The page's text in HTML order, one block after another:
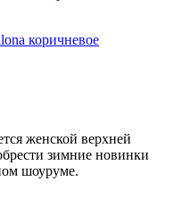
коричневое
женской верхней
зимние новинки
шоуруме.